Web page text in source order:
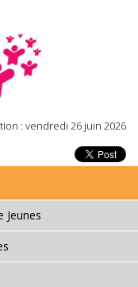
: vendredi 26 juin 2026
Jeunes